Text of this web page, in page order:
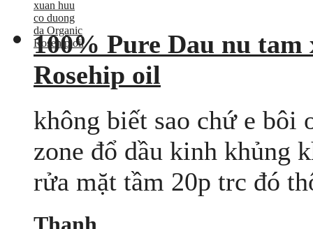
100% Pure Dau nu
Rosehip oil
không biết sao chứ e bôi
zone đổ dầu kinh khủng
rửa mặt tầm 20p trc đó